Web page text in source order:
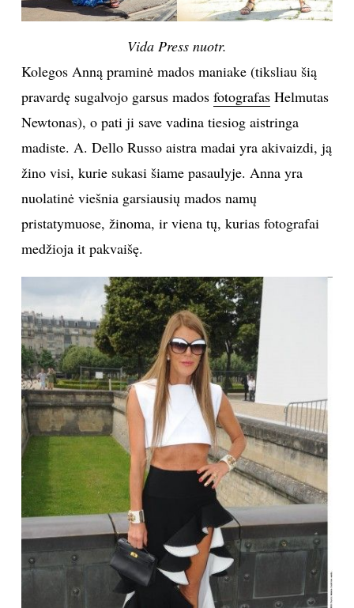
Vida Press nuotr.
Kolegos Anną praminė mados maniake (tiksliau šią
pravardę sugalvojo garsus mados fotografasHelmutas
Newtonas), o pati ji save vadina tiesiog aistringa
madiste. A. Dello Russo aistra madai yra akivaizdi, ją
žino visi, kurie sukasi šiame pasaulyje. Anna yra
nuolatinė viešnia garsiausių mados namų
pristatymuose, žinoma, ir viena tų, kurias fotografai
medžioja it pakvaišę.